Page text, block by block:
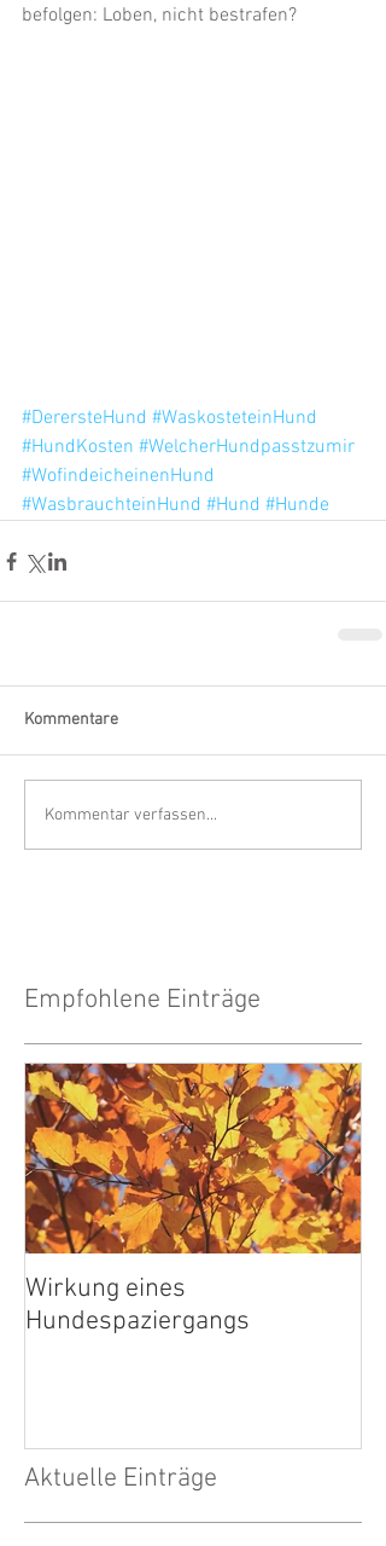
befolgen: Loben, nicht bestrafen?
#DerersteHund #WaskosteteinHund
#HundKosten #WelcherHundpasstzumir
#WofindeicheinenHund
#WasbrauchteinHund #Hund #Hunde
Kommentare
Kommentar verfassen...
Empfohlene Einträge
Wirkung eines
Hundespaziergangs
Aktuelle Einträge